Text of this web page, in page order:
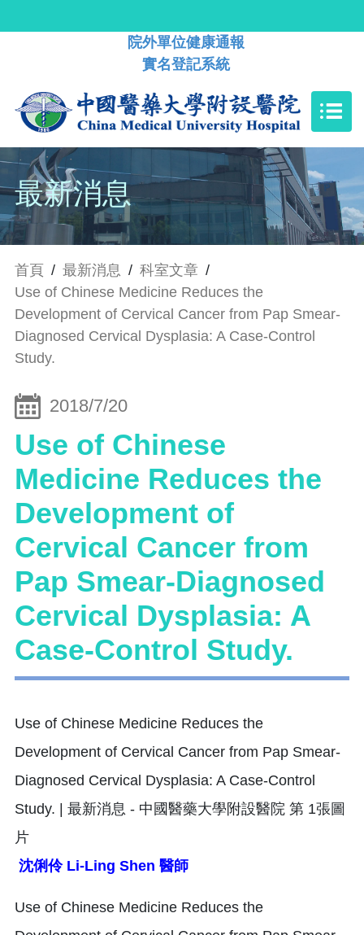
院外單位健康通報
實名登記系統
最新消息
首頁 / 最新消息 / 科室文章 /
Use of Chinese Medicine Reduces the
Development of Cervical Cancer from Pap Smear-
Diagnosed Cervical Dysplasia: A Case-Control
Study.
2018/7/20
Use of Chinese
Medicine Reduces the
Development of
Cervical Cancer from
Pap Smear-Diagnosed
Cervical Dysplasia: A
Case-Control Study.
沈俐伶 Li-Ling Shen 醫師